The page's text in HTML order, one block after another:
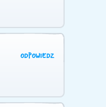
ODPOWIEDZ